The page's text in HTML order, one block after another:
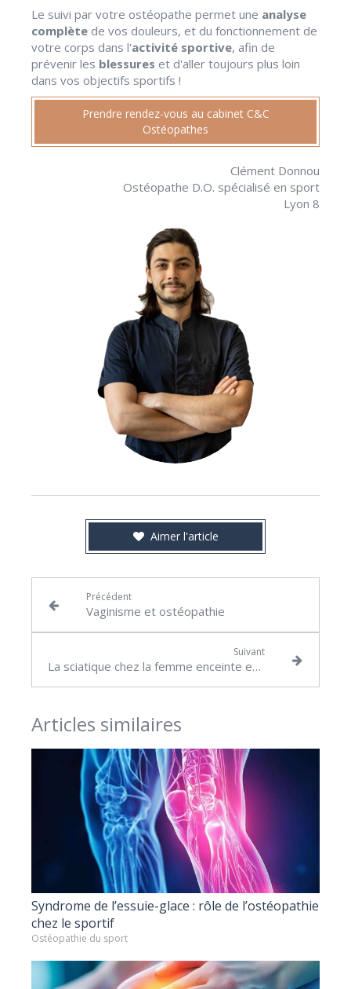
Le suivi par votre ostéopathe permet une analyse
complète de vos douleurs, et du fonctionnement de
votre corps dans l'activité sportive, afin de
prévenir les blessures et d'aller toujours plus loin
dans vos objectifs sportifs !
Prendre rendez-vous au cabinet C&C
Ostéopathes
Clément Donnou
Ostéopathe D.O. spécialisé en sport
Lyon 8
Aimer l'article
Précédent
Vaginisme et ostéopathie
Suivant
La sciatique chez la femme enceinte et l'ostéopathie
Articles similaires
Syndrome de l’essuie-glace : rôle de l’ostéopathie
chez le sportif
Ostéopathie du sport